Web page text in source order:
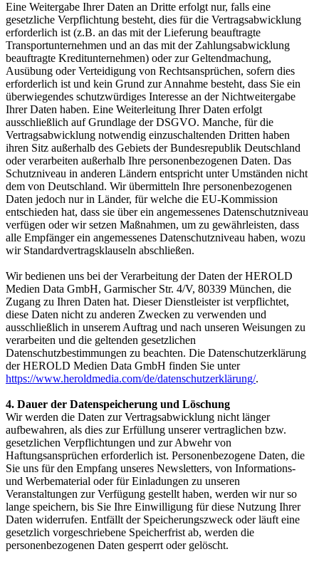
Eine Weitergabe Ihrer Daten an Dritte erfolgt nur, falls eine
gesetzliche Verpflichtung besteht, dies für die Vertragsabwicklung
erforderlich ist (z.B. an das mit der Lieferung beauftragte
Transportunternehmen und an das mit der Zahlungsabwicklung
beauftragte Kreditunternehmen) oder zur Geltendmachung,
Ausübung oder Verteidigung von Rechtsansprüchen, sofern dies
erforderlich ist und kein Grund zur Annahme besteht, dass Sie ein
überwiegendes schutzwürdiges Interesse an der Nichtweitergabe
Ihrer Daten haben. Eine Weiterleitung Ihrer Daten erfolgt
ausschließlich auf Grundlage der DSGVO. Manche, für die
Vertragsabwicklung notwendig einzuschaltenden Dritten haben
ihren Sitz außerhalb des Gebiets der Bundesrepublik Deutschland
oder verarbeiten außerhalb Ihre personenbezogenen Daten. Das
Schutzniveau in anderen Ländern entspricht unter Umständen nicht
dem von Deutschland. Wir übermitteln Ihre personenbezogenen
Daten jedoch nur in Länder, für welche die EU-Kommission
entschieden hat, dass sie über ein angemessenes Datenschutzniveau
verfügen oder wir setzen Maßnahmen, um zu gewährleisten, dass
alle Empfänger ein angemessenes Datenschutzniveau haben, wozu
wir Standardvertragsklauseln abschließen.
Wir bedienen uns bei der Verarbeitung der Daten der HEROLD
Medien Data GmbH, Garmischer Str. 4/V, 80339 München, die
Zugang zu Ihren Daten hat. Dieser Dienstleister ist verpflichtet,
diese Daten nicht zu anderen Zwecken zu verwenden und
ausschließlich in unserem Auftrag und nach unseren Weisungen zu
verarbeiten und die geltenden gesetzlichen
Datenschutzbestimmungen zu beachten. Die Datenschutzerklärung
der HEROLD Medien Data GmbH finden Sie unter
https://www.heroldmedia.com/de/datenschutzerklärung/.
4. Dauer der Datenspeicherung und Löschung
Wir werden die Daten zur Vertragsabwicklung nicht länger
aufbewahren, als dies zur Erfüllung unserer vertraglichen bzw.
gesetzlichen Verpflichtungen und zur Abwehr von
Haftungsansprüchen erforderlich ist. Personenbezogene Daten, die
Sie uns für den Empfang unseres Newsletters, von Informations-
und Werbematerial oder für Einladungen zu unseren
Veranstaltungen zur Verfügung gestellt haben, werden wir nur so
lange speichern, bis Sie Ihre Einwilligung für diese Nutzung Ihrer
Daten widerrufen. Entfällt der Speicherungszweck oder läuft eine
gesetzlich vorgeschriebene Speicherfrist ab, werden die
personenbezogenen Daten gesperrt oder gelöscht.